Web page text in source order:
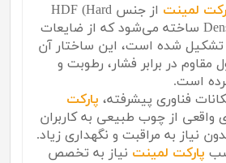
لمینت
از جنس HDF (Hard
Density Fiberboard) ساخته می‌شود که از ضایعات
تشکیل شده است، این ساختار آن
در برابر فشار، رطوبت و
است.
فناوری پیشرفته، پارکت
واقعی از چوب طبیعی به کاربران
نیاز به مراقبت و نگهداری زیاد.
پارکت لمینت نیاز به تخصص